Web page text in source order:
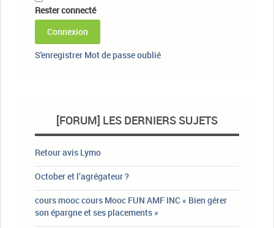
Rester connecté
Connexion
S'enregistrer Mot de passe oublié
[FORUM] LES DERNIERS SUJETS
Retour avis Lymo
October et l’agrégateur ?
cours mooc cours Mooc FUN AMF INC « Bien gérer
son épargne et ses placements »